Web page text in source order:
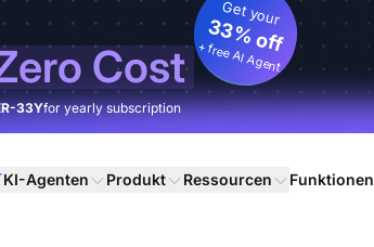
Cost
Get your
33% off
+ free AI Agent
33Yfor yearly subscription
KI-Agenten Produkt Ressourcen Funktionen